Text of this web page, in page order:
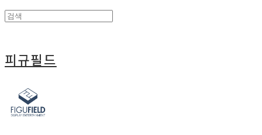
피규필드